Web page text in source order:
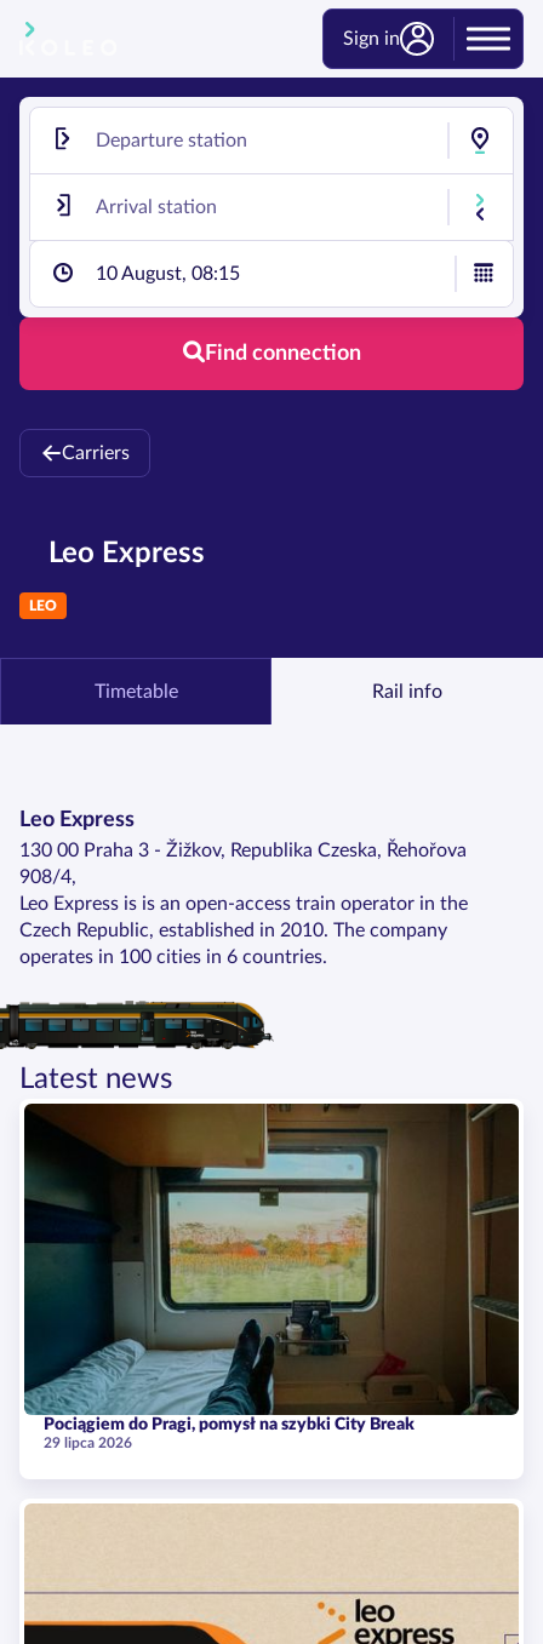
Sign in
10 August, 08:15
Find connection
Carriers
Leo Express
LEO
Timetable Rail info
Leo Express
130 00 Praha 3 - Žižkov, Republika Czeska, Řehořova
908/4,
Leo Express is is an open-access train operator in the
Czech Republic, established in 2010. The company
operates in 100 cities in 6 countries.
Latest news
Pociągiem do Pragi, pomysł na szybki City Break
29 lipca 2026